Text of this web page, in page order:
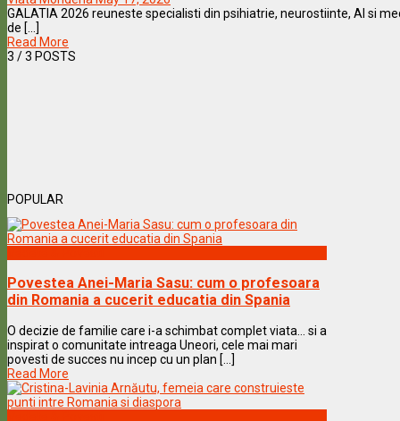
GALATIA 2026 reuneste specialisti din psihiatrie, neurostiinte, AI si
de [...]
Read More
3 / 3 POSTS
POPULAR
Povestea Anei-Maria Sasu: cum o profesoara
din Romania a cucerit educatia din Spania
O decizie de familie care i-a schimbat complet viata… si a
inspirat o comunitate intreaga Uneori, cele mai mari
povesti de succes nu incep cu un plan [...]
Read More